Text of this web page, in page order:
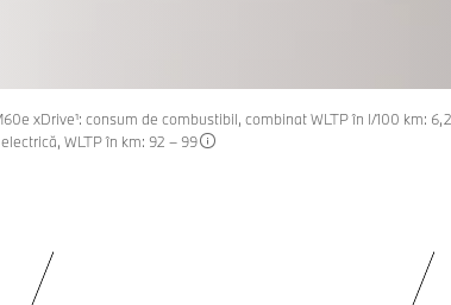
xDrive¹: consum de combustibil, combinat WLTP în l/100 km:
WLTP în km: 92 – 99